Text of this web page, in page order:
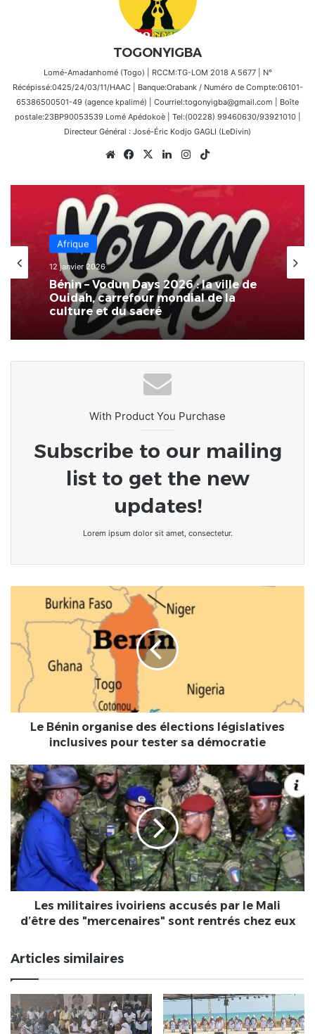
TOGONYIGBA
Lomé-Amadanhomé (Togo) | RCCM:TG-LOM 2018 A 5677 | N°
Récépissé:0425/24/03/11/HAAC | Banque:Orabank / Numéro de Compte:06101-
65386500501-49 (agence kpalimé) | Courriel:togonyigba@gmail.com | Boîte
postale:23BP90053539 Lomé Apédokoè | Tel:(00228) 99460630/93921010 |
Directeur Général : José-Éric Kodjo GAGLI (LeDivin)
WebsiteFacebook
X LinkedinInstagram
Afrique
12 janvier 2026
Bénin – Vodun Days 2026 : la ville de
Ouidah, carrefour mondial de la
culture et du sacré
Spiritualité
27 août 2025
Églises de réveil : véritables fléaux
pour l’Afrique ?
With Product You Purchase
Subscribe to our mailing
list to get the new
updates!
Lorem ipsum dolor sit amet, consectetur.
organise
élections
législatives
inclusives
pour
tester
démocratie
Le Bénin organise des élections législatives
inclusives pour tester sa démocratie
Les
militaires
ivoiriens
accusés
par
le
Mali
d’être
des
"mercenaires"
sont
eux
Les militaires ivoiriens accusés par le Mali
d’être des "mercenaires" sont rentrés chez eux
Articles similaires